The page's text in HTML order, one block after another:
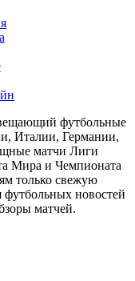
футбольные
Италии, Германии,
матчи Лиги
Мира и Чемпионата
только свежую
новостей
матчей.